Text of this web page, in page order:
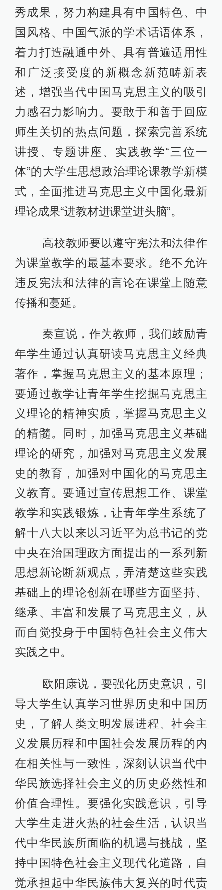
秀成果，努力构建具有中国特色、中
国风格、中国气派的学术话语体系，
着力打造融通中外、具有普遍适用性
和广泛接受度的新概念新范畴新表
述，增强当代中国马克思主义的吸引
力感召力影响力。要敢于和善于回应
师生关切的热点问题，探索完善系统
讲授、专题讲座、实践教学“三位一
体”的大学生思想政治理论课教学新模
式，全面推进马克思主义中国化最新
理论成果“进教材进课堂进头脑”。
高校教师要以遵守宪法和法律作
为课堂教学的最基本要求。绝不允许
违反宪法和法律的言论在课堂上随意
传播和蔓延。
秦宣说，作为教师，我们鼓励青
年学生通过认真研读马克思主义经典
著作，掌握马克思主义的基本原理；
要通过教学让青年学生挖掘马克思主
义理论的精神实质，掌握马克思主义
的精髓。同时，加强马克思主义基础
理论的研究，加强对马克思主义发展
史的教育，加强对中国化的马克思主
义教育。要通过宣传思想工作、课堂
教学和实践锻炼，让青年学生系统了
解十八大以来以习近平为总书记的党
中央在治国理政方面提出的一系列新
思想新论断新观点，弄清楚这些实践
基础上的理论创新在哪些方面坚持、
继承、丰富和发展了马克思主义，从
而自觉投身于中国特色社会主义伟大
实践之中。
欧阳康说，要强化历史意识，引
导大学生认真学习世界历史和中国历
史，了解人类文明发展进程、社会主
义发展历程和中国社会发展历程的内
在相关性与一致性，深刻认识当代中
华民族选择社会主义的历史必然性和
价值合理性。要强化实践意识，引导
大学生走进火热的社会生活，认识当
代中华民族所面临的机遇与挑战，坚
持中国特色社会主义现代化道路，自
觉承担起中华民族伟大复兴的时代责